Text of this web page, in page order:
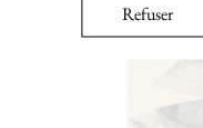
Refuser